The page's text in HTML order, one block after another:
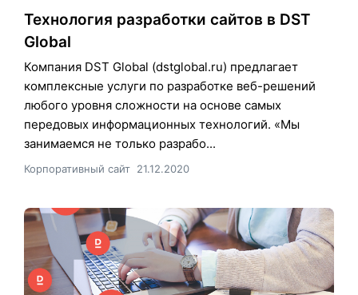
Технология разработки сайтов в DST
Global
Компания DST Global (dstglobal.ru) предлагает
комплексные услуги по разработке веб-решений
любого уровня сложности на основе самых
передовых информационных технологий. «Мы
занимаемся не только разрабо...
Корпоративный сайт 21.12.2020